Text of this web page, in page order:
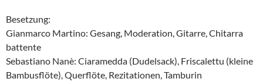
Besetzung:
Gianmarco Martino: Gesang, Moderation, Gitarre, Chitarra
battente
Sebastiano Nanè: Ciaramedda (Dudelsack), Friscalettu (kleine
Bambusflöte), Querflöte, Rezitationen, Tamburin